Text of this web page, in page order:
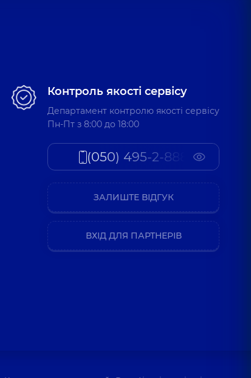
Контроль якості сервісу
Департамент контролю якості сервісу
Пн-Пт з 8:00 до 18:00
(050) 495-2-888
ЗАЛИШТЕ ВІДГУК
ВХІД ДЛЯ ПАРТНЕРІВ